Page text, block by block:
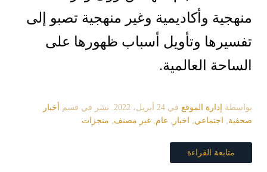
وأكاديمية وغير منهجية تصبو إلى
وتأويل أسباب ظهورها على
العالمية.
إدارة الموقعفي24 أبريل، 2022 . نشر في قسمأخبار
اجتماعي ,اخبار, عام,غير مصنف منجزات
متابعة القراءة